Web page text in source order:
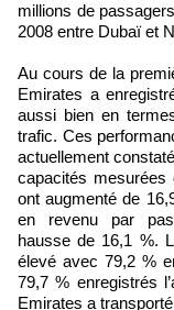
millions de
2008 entre Dubaï et
Au cours de la
Emirates a
aussi bien en
trafic. Ces
actuellement
capacités mesurées
ont augmenté de
en revenu par
hausse de 16,1 %.
élevé avec 79,2 %
79,7 % enregistrés
Emirates a